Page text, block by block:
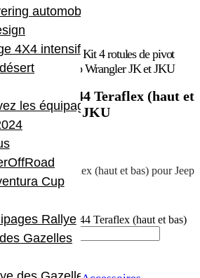
divers/ Kit 4 rotules de pivot
et bas) pour Jeep Wrangler JK et JKU
Dana 30/44 Teraflex (haut et
JK et JKU
30/44 Teraflex (haut et bas) pour Jeep
pivot Dana 30/44 Teraflex (haut et bas)
JKU
automobile –
4X4 intensif
les équipages
Cup
Rallye
Gazelles